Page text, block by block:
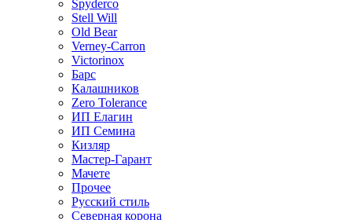
Spyderco
Stell Will
Old Bear
Verney-Carron
Victorinox
Барс
Калашников
Zero Tolerance
ИП Елагин
ИП Семина
Кизляр
Мастер-Гарант
Мачете
Прочее
Русский стиль
Северная корона